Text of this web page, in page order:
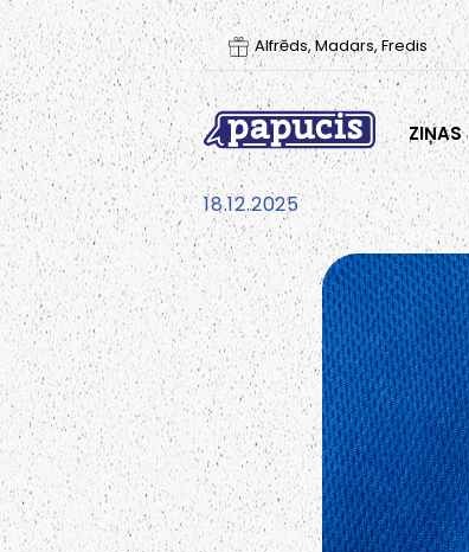
Alfrēds, Madars, Fredis
ZIŅAS
18.12.2025